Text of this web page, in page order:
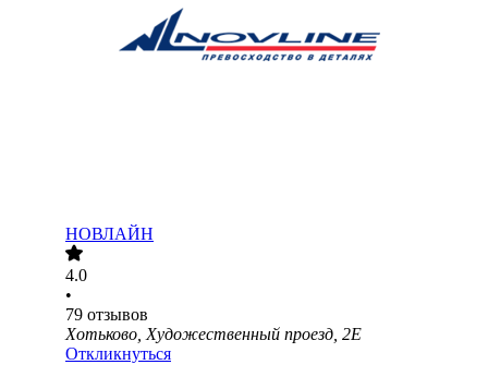
НОВЛАЙН
4.0
•
79 отзывов
Хотьково, Художественный проезд, 2Е
Откликнуться